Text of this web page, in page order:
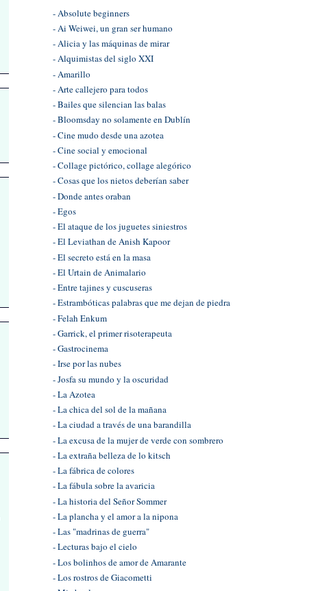
- Absolute beginners
- Ai Weiwei, un gran ser humano
- Alicia y las máquinas de mirar
- Alquimistas del siglo XXI
- Amarillo
- Arte callejero para todos
- Bailes que silencian las balas
- Bloomsday no solamente en Dublín
- Cine mudo desde una azotea
- Cine social y emocional
- Collage pictórico, collage alegórico
- Cosas que los nietos deberían saber
- Donde antes oraban
- Egos
- El ataque de los juguetes siniestros
- El Leviathan de Anish Kapoor
- El secreto está en la masa
- El Urtain de Animalario
- Entre tajines y cuscuseras
- Estrambóticas palabras que me dejan de piedra
- Felah Enkum
- Garrick, el primer risoterapeuta
- Gastrocinema
- Irse por las nubes
- Josfa su mundo y la oscuridad
- La Azotea
- La chica del sol de la mañana
- La ciudad a través de una barandilla
- La excusa de la mujer de verde con sombrero
- La extraña belleza de lo kitsch
- La fábrica de colores
- La fábula sobre la avaricia
- La historia del Señor Sommer
- La plancha y el amor a la nipona
- Las "madrinas de guerra"
- Lecturas bajo el cielo
- Los bolinhos de amor de Amarante
- Los rostros de Giacometti